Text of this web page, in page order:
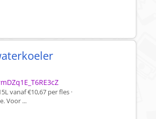
vanaf €10,67 per fles ·
Voor ...